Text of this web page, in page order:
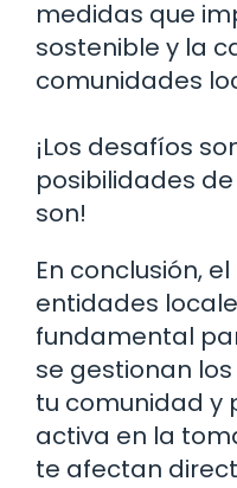
medidas que
sostenible y la
comunidades
¡Los desafíos
posibilidades
son!
En conclusión,
entidades
fundamental
se gestionan
tu comunidad y
activa en la
te afectan